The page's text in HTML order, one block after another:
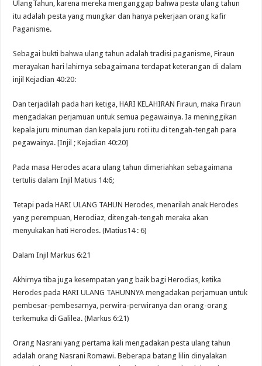
UlangTahun, karena mereka menganggap bahwa pesta ulang tahun
itu adalah pesta yang mungkar dan hanya pekerjaan orang kafir
Paganisme.
Sebagai bukti bahwa ulang tahun adalah tradisi paganisme, Firaun
merayakan hari lahirnya sebagaimana terdapat keterangan di dalam
injil Kejadian 40:20:
Dan terjadilah pada hari ketiga, HARI KELAHIRAN Firaun, maka Firaun
mengadakan perjamuan untuk semua pegawainya. Ia meninggikan
kepala juru minuman dan kepala juru roti itu di tengah-tengah para
pegawainya. [Injil ; Kejadian 40:20]
Pada masa Herodes acara ulang tahun dimeriahkan sebagaimana
tertulis dalam Injil Matius 14:6;
Tetapi pada HARI ULANG TAHUN Herodes, menarilah anak Herodes
yang perempuan, Herodiaz, ditengah-tengah meraka akan
menyukakan hati Herodes. (Matius14 : 6)
Dalam Injil Markus 6:21
Akhirnya tiba juga kesempatan yang baik bagi Herodias, ketika
Herodes pada HARI ULANG TAHUNNYA mengadakan perjamuan untuk
pembesar-pembesarnya, perwira-perwiranya dan orang-orang
terkemuka di Galilea. (Markus 6:21)
Orang Nasrani yang pertama kali mengadakan pesta ulang tahun
adalah orang Nasrani Romawi. Beberapa batang lilin dinyalakan